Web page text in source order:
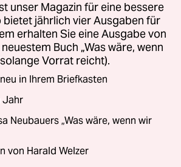
unser Magazin für eine bessere
bietet jährlich vier Ausgaben für
erhalten Sie eine Ausgabe von
Buch „Was wäre, wenn
Vorrat reicht).
in Ihrem Briefkasten
Jahr
Neubauers „Was wäre, wenn wir
von Harald Welzer